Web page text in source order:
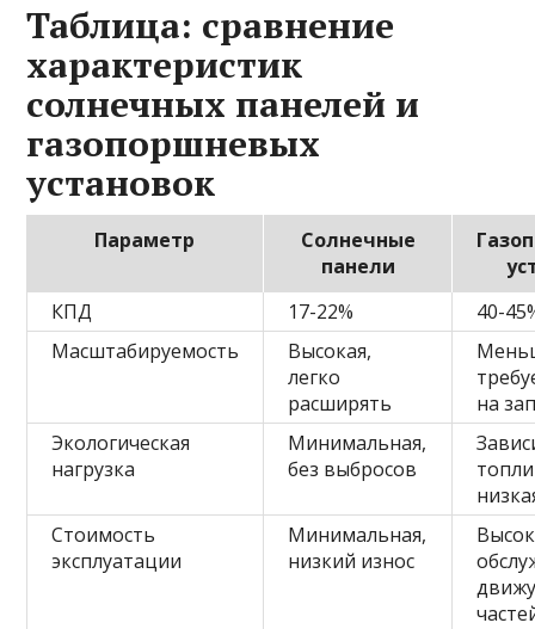
Таблица: сравнение
характеристик
солнечных панелей и
газопоршневых
установок
Параметр
Солнечные
панели
КПД
17-22%
40-
Масштабируемость
Высокая,
легко
расширять
на
Экологическая
нагрузка
Минимальная,
без выбросов
Стоимость
эксплуатации
Минимальная,
низкий износ